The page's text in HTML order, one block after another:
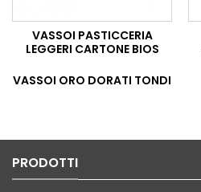
VASSOI PASTICCERIA
LEGGERI CARTONE BIOS
VASSOI ORO DORATI TONDI
PRODOTTI